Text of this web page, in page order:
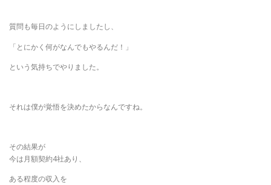
質問も毎日のようにしましたし、
「とにかく何がなんでもやるんだ！」
という気持ちでやりました。
それは僕が覚悟を決めたからなんですね。
その結果が
今は月額契約4社あり、
ある程度の収入を